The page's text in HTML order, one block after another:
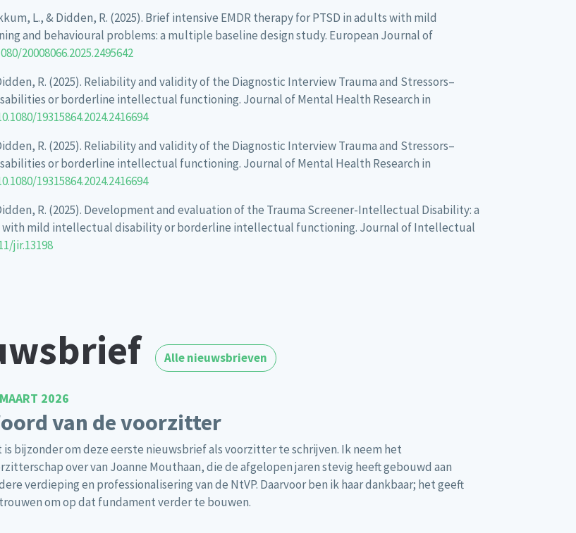
L., & Didden, R. (2025). Brief intensive EMDR therapy for PTSD in adults with mild
and behavioural problems: a multiple baseline design study. European Journal of
20008066.2025.2495642
R. (2025). Reliability and validity of the Diagnostic Interview Trauma and Stressors–
or borderline intellectual functioning. Journal of Mental Health Research in
19315864.2024.2416694
R. (2025). Reliability and validity of the Diagnostic Interview Trauma and Stressors–
or borderline intellectual functioning. Journal of Mental Health Research in
19315864.2024.2416694
R. (2025). Development and evaluation of the Trauma Screener-Intellectual Disability: a
mild intellectual disability or borderline intellectual functioning. Journal of Intellectual
jir.13198
Alle nieuwsbrieven
2026
van de voorzitter
is bijzonder om deze eerste nieuwsbrief als voorzitter te schrijven. Ik neem het
over van Joanne Mouthaan, die de afgelopen jaren stevig heeft gebouwd aan
verdieping en professionalisering van de NtVP. Daarvoor ben ik haar dankbaar; het geeft
om op dat fundament verder te bouwen.